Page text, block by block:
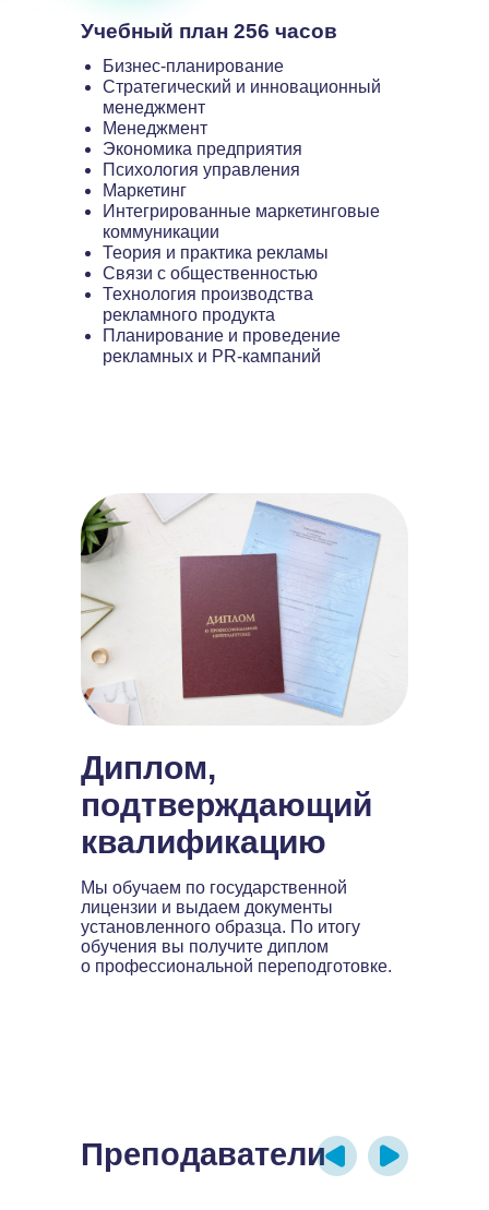
Бизнес-планирование
Стратегический и инновационный
менеджмент
Менеджмент
Экономика предприятия
Психология управления
Маркетинг
Интегрированные маркетинговые
коммуникации
Теория и практика рекламы
Связи с общественностью
Технология производства
рекламного продукта
Планирование и проведение
рекламных и PR-кампаний
Учебный план 256 часов
Диплом,
подтверждающий
квалификацию
Мы обучаем по государственной
лицензии и выдаем документы
установленного образца. По итогу
обучения вы получите диплом
о профессиональной переподготовке.
Преподаватели